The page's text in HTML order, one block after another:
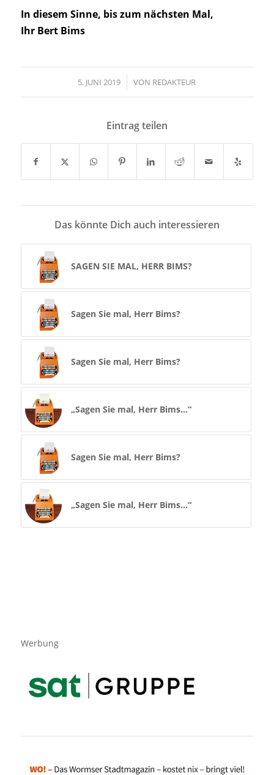
In diesem Sinne, bis zum nächsten Mal,
Ihr Bert Bims
5. JUNI 2019
/ VON REDAKTEUR
Eintrag teilen
Das könnte Dich auch interessieren
SAGEN SIE MAL, HERR BIMS?
Sagen Sie mal, Herr Bims?
Sagen Sie mal, Herr Bims?
„Sagen Sie mal, Herr Bims…“
Sagen Sie mal, Herr Bims?
„Sagen Sie mal, Herr Bims…“
Werbung